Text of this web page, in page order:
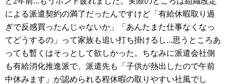
による派遣契約の満了だったんですけど「有給休暇取り過
ぎで反感買ったんじゃないか」「あんたまた仕事なくなっ
てどうするの」って家族も追い打ち掛けるし...思うところあ
っても暫くはそっとして欲しかった。ちなみに派遣会社側
も有給消化推進派で、派遣先も「子供が熱出したので午前
中休みます」が認められる程休暇の取りやすい社風でし